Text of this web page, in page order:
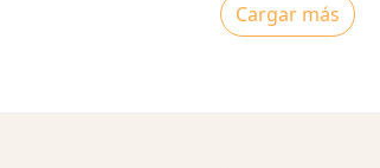
Cargar más